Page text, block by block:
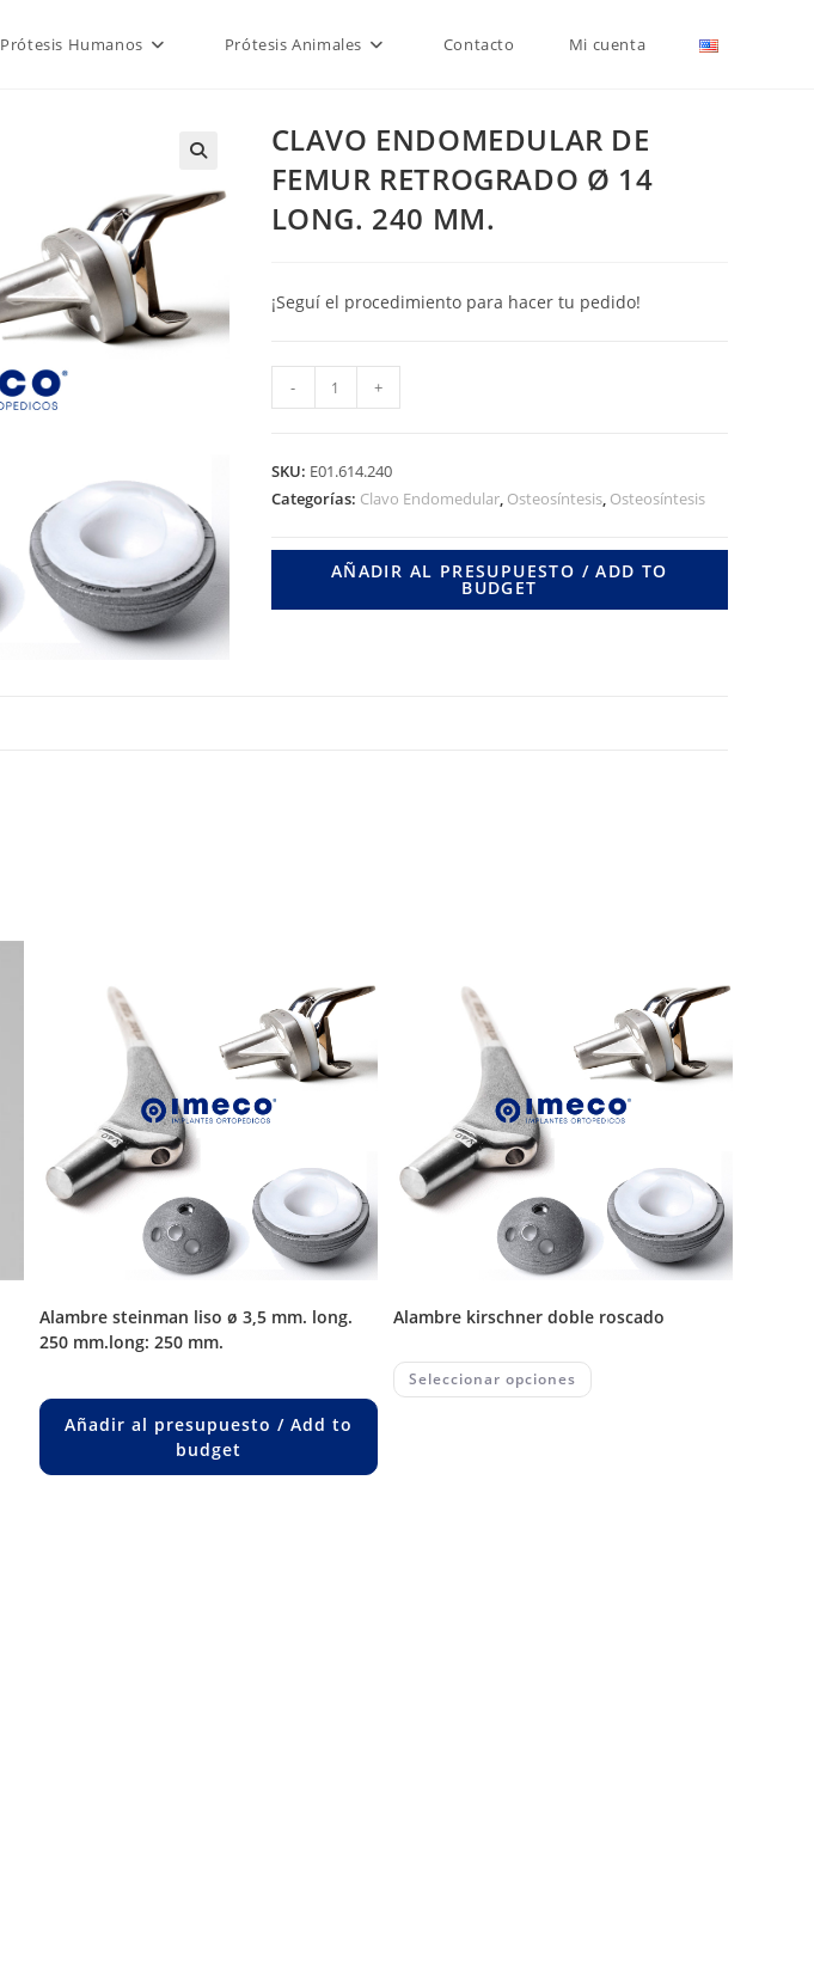
Prótesis Humanos Prótesis Animales Contacto Mi cuenta
CLAVO ENDOMEDULAR DE
FEMUR RETROGRADO Ø 14
LONG. 240 MM.
¡Seguí el procedimiento para hacer tu pedido!
ENDOMEDULAR
FEMUR
RETROGRADO
- +
SKU: E01.614.240
Categorías: Clavo Endomedular, Osteosíntesis, Osteosíntesis
AÑADIR AL PRESUPUESTO / ADD TO
BUDGET
alambre steinman liso ø 3,5 mm. long.
250 mm.long: 250 mm.
Añadir al presupuesto / Add to
budget
alambre kirschner doble roscado
Seleccionar opciones This